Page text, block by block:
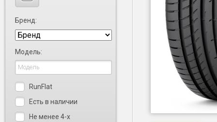
Бренд:
Модель:
RunFlat
Есть в наличии
Не менее 4-х